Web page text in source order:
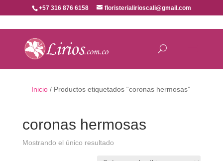
+57 316 876 6158 floristerialirioscali@gmail.com
Inicio/ Productos etiquetados “coronas hermosas”
coronas hermosas
Mostrando el único resultado